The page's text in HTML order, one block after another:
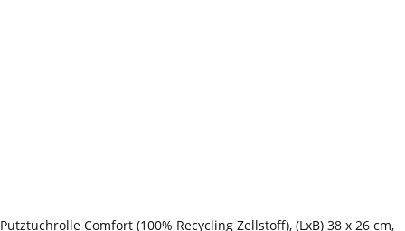
Putztuchrolle Comfort (100% Recycling Zellstoff), (LxB) 38 x 26 cm,